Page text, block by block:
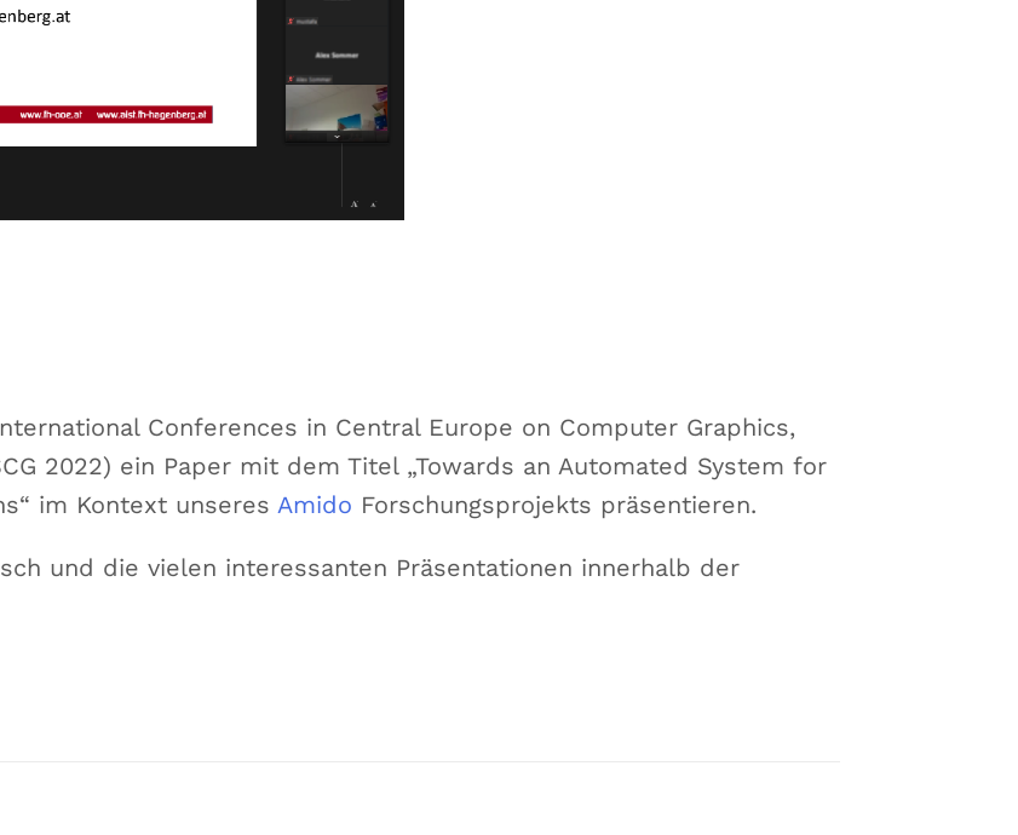
Conferences in Central Europe on Computer Graphics,
2022) ein Paper mit dem Titel „Towards an Automated System for
im Kontext unseres Amido Forschungsprojekts präsentieren.
und die vielen interessanten Präsentationen innerhalb der